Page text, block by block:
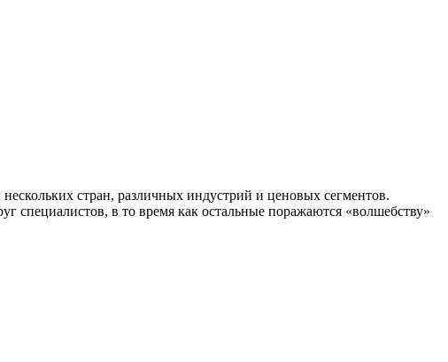
стран, различных индустрий и ценовых сегментов.
специалистов, в то время как остальные поражаются «волшебству»